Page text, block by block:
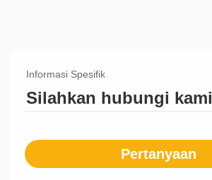
Informasi Spesifik
Silahkan hubungi kami
Pertanyaan